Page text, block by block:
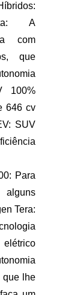
A
com
que
100%
646 cv
SUV
Para
alguns
Tera:
que lhe